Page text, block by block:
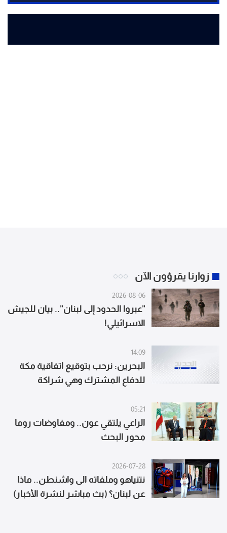
زوارنا يقرؤون الآن
2026-08-06
"عبروا الحدود إلى لبنان".. بيان للجيش
الاسرائيلي!
14:09
البحرين: نرحب بتوقيع اتفاقية مكة
للدفاع المشترك وهي شراكة
05:21
الراعي يلتقي عون.. ومفاوضات روما
محور البحث
2026-07-28
نتنياهو وملفاته الى واشنطن.. ماذا
عن لبنان؟ (بث مباشر لنشرة الأخبار)